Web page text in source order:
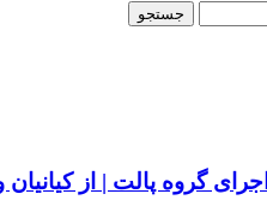
گروه پالت | از کیانیان